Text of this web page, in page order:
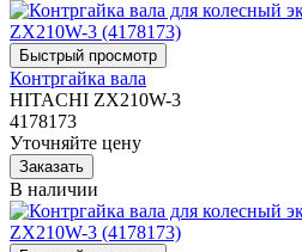
Контргайка вала
HITACHI ZX210W-3
4178173
Уточняйте цену
В наличии